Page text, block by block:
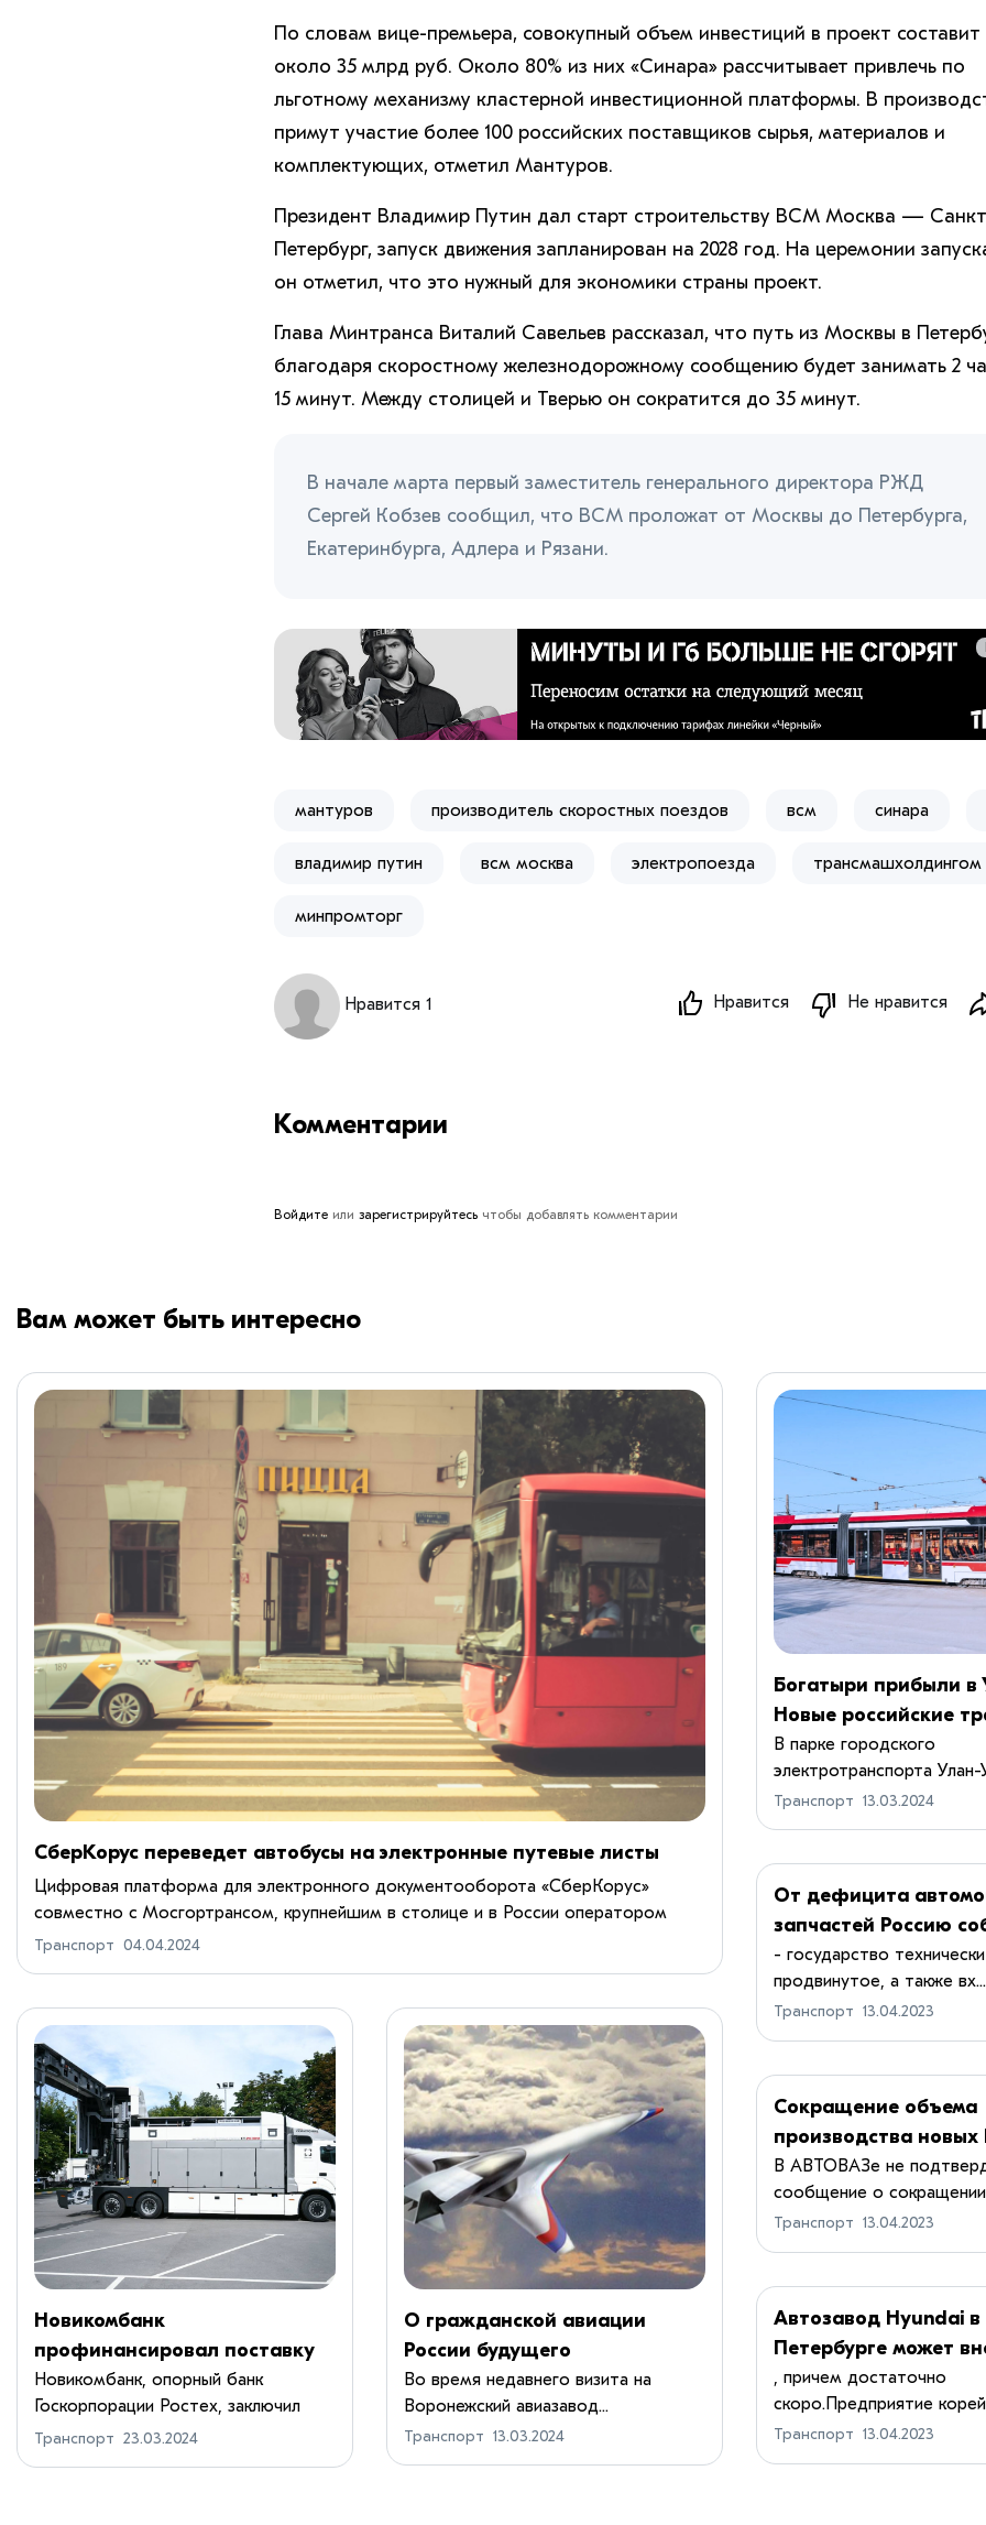
По словам вице-премьера, совокупный объем инвестиций в проект составит
около 35 млрд руб. Около 80% из них «Синара» рассчитывает привлечь по
льготному механизму кластерной инвестиционной платформы. В
примут участие более 100 российских поставщиков сырья, материалов и
комплектующих, отметил Мантуров.
Президент Владимир Путин дал старт строительству ВСМ Москва —
Петербург, запуск движения запланирован на 2028 год. На церемонии
он отметил, что это нужный для экономики страны проект.
Глава Минтранса Виталий Савельев рассказал, что путь из Москвы в
благодаря скоростному железнодорожному сообщению будет занимать 2
15 минут. Между столицей и Тверью он сократится до 35 минут.
В начале марта первый заместитель генерального директора РЖД
Сергей Кобзев сообщил, что ВСМ проложат от Москвы до Петербурга,
Екатеринбурга, Адлера и Рязани.
мантуров производитель скоростных поездов всм синара
владимир путин всм москва электропоезда трансмашхолдингом
минпромторг
Нравится 1 Нравится Не нравится
Комментарии
Войдите или зарегистрируйтесь чтобы добавлять комментарии
Вам может быть интересно
СберКорус переведет автобусы на электронные путевые листы
Цифровая платформа для электронного документооборота «СберКорус»
совместно с Мосгортрансом, крупнейшим в столице и в России оператором
наземного городского пассажирского транспорта, расширяют внедрени...
Транспорт 04.04.2024
Новикомбанк
профинансировал поставку
инспекционно-досмотровых
комплексов
Новикомбанк, опорный банк
Госкорпорации Ростех, заключил
кредитный договор с ком...
Транспорт 23.03.2024
О гражданской авиации
России будущего
Во время недавнего визита на
Воронежский авиазавод...
Транспорт 13.03.2024
Богатыри прибыли в
Новые российские
вышли на маршруты
В парке городского
электротранспорта Улан-
Транспорт 13.03.2024
От дефицита
запчастей Россию
спасать Малайзия
- государство технически
продвинутое, а также вх...
Транспорт 13.04.2023
Сокращение объема
производства новых
Vesta
В АВТОВАЗе не
сообщение о
Транспорт 13.04.2023
Автозавод Hyundai в
Петербурге может
запустить конвейеры
, причем достаточно
скоро.Предприятие
Транспорт 13.04.2023